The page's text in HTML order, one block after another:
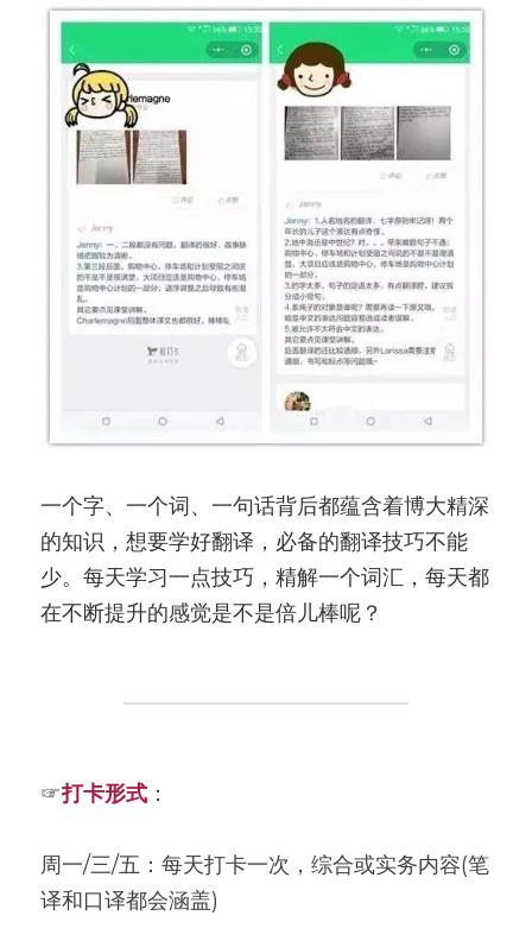
一个字、一个词、一句话背后都蕴含着博大精深
的知识，想要学好翻译，必备的翻译技巧不能
少。每天学习一点技巧，精解一个词汇，每天都
在不断提升的感觉是不是倍儿棒呢？
☞打卡形式 ：
周一/三/五：每天打卡一次，综合或实务内容(笔
译和口译都会涵盖)